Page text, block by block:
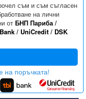
съм и съм съгласен
на лични
от БНП Париба/
/ UniCredit/ DSK
на поръчката!